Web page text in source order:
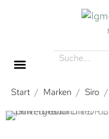
Start / Marken / Siro /